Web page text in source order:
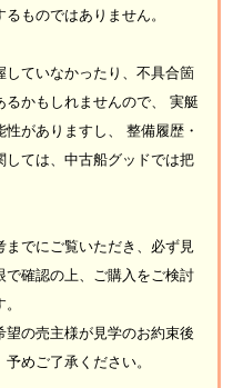
ものではありません。
していなかったり、不具合箇
かもしれませんので、 実艇
がありますし、 整備履歴・
ては、中古船グッドでは把
でにご覧いただき、必ず見
確認の上、ご購入をご検討
望の売主様が見学のお約束後
めご了承ください。